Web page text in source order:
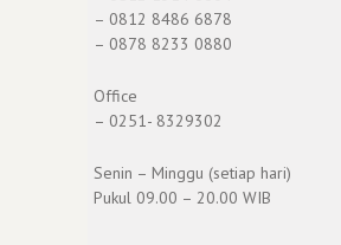
– 0812 8486 6878
– 0878 8233 0880
Office
– 0251- 8329302
Senin – Minggu (setiap hari)
Pukul 09.00 – 20.00 WIB